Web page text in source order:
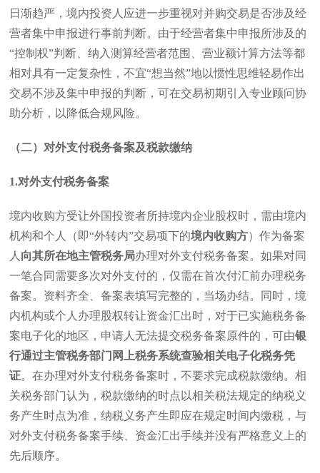
日渐趋严，境内投资人应进一步重视对并购交易是否涉及经
营者集中申报进行事前判断。由于经营者集中申报所涉及的
“控制权”判断、纳入测算经营者范围、营业额计算方法等都
相对具有一定复杂性，不宜“想当然”地以惯性思维轻易作出
交易不涉及集中申报的判断，可在交易初期引入专业顾问协
助分析，以降低合规风险。
（二）对外支付税务备案及税款缴纳
1.对外支付税务备案
境内收购方受让外国投资者所持境内企业股权时，需由境内
机构和个人（即“外转内”交易项下的境内收购方）作为备案
人 向其所在地主管税务局办理对外支付税务备案。如果对同
一笔合同需要多次对外支付的，仅需在首次付汇前办理税务
备案。资料齐全、备案表填写完整的，当场办结。同时，境
内机构或个人办理股权转让资金汇出时，对于已实施税务备
案电子化的地区，申请人无法提交税务备案原件的，可由银
行通过主管税务部门网上税务系统查验相关电子化税务凭
证。在办理对外支付税务备案时，不要求完成税款缴纳。相
关税务部门认为，税款缴纳的时点以相关税法规定的纳税义
务产生时点为准，纳税义务产生即应在规定时间内缴税，与
对外支付税务备案手续、资金汇出手续并没有严格意义上的
先后顺序。